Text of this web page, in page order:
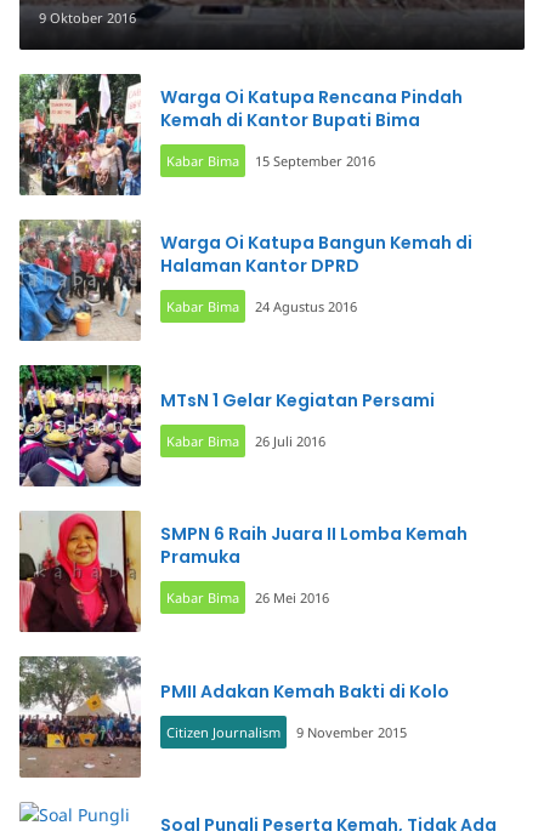
9 Oktober 2016
Warga Oi Katupa Rencana Pindah
Kemah di Kantor Bupati Bima
Kabar Bima 15 September 2016
Warga Oi Katupa Bangun Kemah di
Halaman Kantor DPRD
Kabar Bima 24 Agustus 2016
MTsN 1 Gelar Kegiatan Persami
Kabar Bima 26 Juli 2016
SMPN 6 Raih Juara II Lomba Kemah
Pramuka
Kabar Bima 26 Mei 2016
PMII Adakan Kemah Bakti di Kolo
Citizen Journalism 9 November 2015
Soal Pungli Peserta Kemah, Tidak Ada